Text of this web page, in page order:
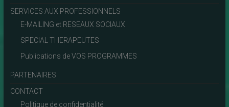
SERVICES AUX PROFESSIONNELS
E-MAILING et RESEAUX SOCIAUX
SPECIAL THERAPEUTES
Publications de VOS PROGRAMMES
PARTENAIRES
CONTACT
Politique de confidentialité